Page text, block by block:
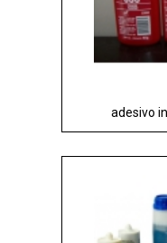
adesivo